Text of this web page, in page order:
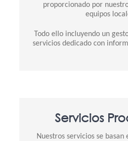
proporcionado por
equipos
Todo ello incluyendo un
servicios dedicado con
Servicios
Nuestros servicios se basan